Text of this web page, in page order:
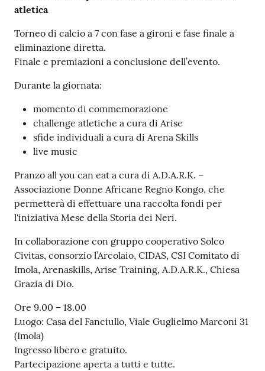
atletica
Torneo di calcio a 7 con fase a gironi e fase finale a
eliminazione diretta.
Finale e premiazioni a conclusione dell’evento.
Durante la giornata:
momento di commemorazione
challenge atletiche a cura di Arise
sfide individuali a cura di Arena Skills
live music
Pranzo all you can eat a cura di A.D.A.R.K. –
Associazione Donne Africane Regno Kongo, che
permetterà di effettuare una raccolta fondi per
l'iniziativa Mese della Storia dei Neri.
In collaborazione con gruppo cooperativo Solco
Civitas, consorzio l’Arcolaio, CIDAS, CSI Comitato di
Imola, Arenaskills, Arise Training, A.D.A.R.K., Chiesa
Grazia di Dio.
Ore 9.00 – 18.00
Luogo: Casa del Fanciullo, Viale Guglielmo Marconi 31
(Imola)
Ingresso libero e gratuito.
Partecipazione aperta a tutti e tutte.